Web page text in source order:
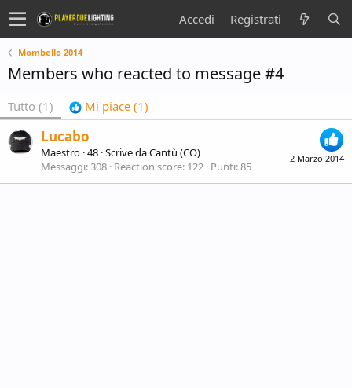
Accedi Registrati
Mombello 2014
Members who reacted to message #4
Tutto (1) Mi piace (1)
2 Marzo 2014
Lucabo
Maestro ·48 ·Scrive daCantù (CO)
Messaggi 308 Reaction score 122 Punti 85